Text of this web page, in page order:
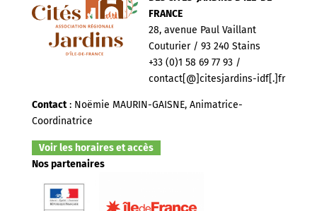
FRANCE
28, avenue Paul Vaillant
Couturier / 93 240 Stains
+33 (0)1 58 69 77 93 /
contact[@]citesjardins-idf[.]fr
Contact: Noëmie MAURIN-GAISNE, Animatrice-
Coordinatrice
Voir les horaires et accès
Nos partenaires